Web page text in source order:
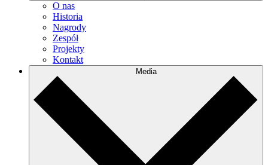
O nas
Historia
Nagrody
Zespół
Projekty
Kontakt
Media